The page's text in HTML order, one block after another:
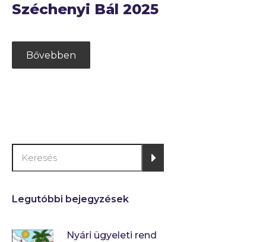
Széchenyi Bál 2025
Bővebben
Legutóbbi bejegyzések
Nyári ügyeleti rend